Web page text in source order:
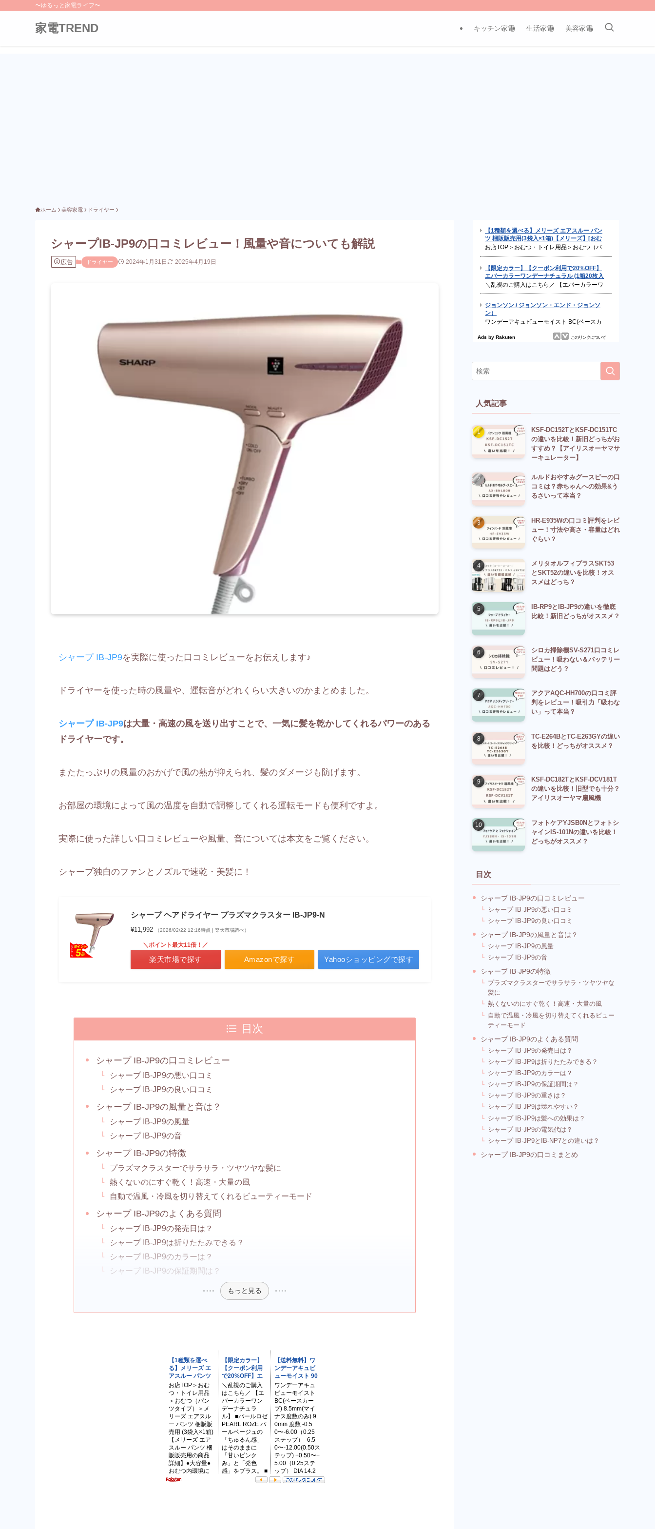
〜ゆるっと家電ライフ〜
家電TREND キッチン家電 生活家電 美容家電
ホーム 美容家電 ドライヤー
シャープIB-JP9の口コミレビュー！風量や音についても解説
広告 ドライヤー 2024年1月31日 2025年4月19日
シャープ IB-JP9を実際に使った口コミレビューをお伝えします♪
ドライヤーを使った時の風量や、運転音がどれくらい大きいのかまとめました。
シャープ IB-JP9は大量・高速の風を送り出すことで、一気に髪を乾かしてくれるパワーのある
ドライヤーです。
またたっぷりの風量のおかげで風の熱が抑えられ、髪のダメージも防げます。
お部屋の環境によって風の温度を自動で調整してくれる運転モードも便利ですよ。
実際に使った詳しい口コミレビューや風量、音については本文をご覧ください。
シャープ独自のファンとノズルで速乾・美髪に！
シャープ ヘアドライヤー プラズマクラスター IB-JP9-N
¥11,992 （2026/02/22 12:16時点 | 楽天市場調べ）
Amazonで探す
＼ポイント最大11倍！／
楽天市場で探す Yahooショッピングで探す
目次
シャープ IB-JP9の口コミレビュー
シャープ IB-JP9の悪い口コミ
シャープ IB-JP9の良い口コミ
シャープ IB-JP9の風量と音は？
シャープ IB-JP9の風量
シャープ IB-JP9の音
シャープ IB-JP9の特徴
プラズマクラスターでサラサラ・ツヤツヤな髪に
熱くないのにすぐ乾く！高速・大量の風
自動で温風・冷風を切り替えてくれるビューティーモード
シャープ IB-JP9のよくある質問
シャープ IB-JP9の発売日は？
シャープ IB-JP9は折りたたみできる？
シャープ IB-JP9のカラーは？
シャープ IB-JP9の保証期間は？
もっと見る
人気記事
KSF-DC152TとKSF-DC151TC
の違いを比較！新旧どっちがお
すすめ？【アイリスオーヤマサ
ーキュレーター】
ルルドおやすみグースピーの口
コミは？赤ちゃんへの効果&う
るさいって本当？
HR-E935Wの口コミ評判をレビ
ュー！寸法や高さ・容量はどれ
ぐらい？
メリタオルフィプラスSKT53
とSKT52の違いを比較！オス
スメはどっち？
IB-RP9とIB-JP9の違いを徹底
比較！新旧どっちがオススメ？
シロカ掃除機SV-S271口コミレ
ビュー！吸わない＆バッテリー
問題はどう？
アクアAQC-HH700の口コミ評
判をレビュー！吸引力「吸わな
い」って本当？
TC-E264BとTC-E263GYの違い
を比較！どっちがオススメ？
KSF-DC182TとKSF-DCV181T
の違いを比較！旧型でも十分？
アイリスオーヤマ扇風機
フォトケアYJSB0Nとフォトシ
ャインIS-101Nの違いを比較！
どっちがオススメ？
目次
シャープ IB-JP9の口コミレビュー
シャープ IB-JP9の悪い口コミ
シャープ IB-JP9の良い口コミ
シャープ IB-JP9の風量と音は？
シャープ IB-JP9の風量
シャープ IB-JP9の音
シャープ IB-JP9の特徴
プラズマクラスターでサラサラ・ツヤツヤな
髪に
熱くないのにすぐ乾く！高速・大量の風
自動で温風・冷風を切り替えてくれるビュー
ティーモード
シャープ IB-JP9のよくある質問
シャープ IB-JP9の発売日は？
シャープ IB-JP9は折りたたみできる？
シャープ IB-JP9のカラーは？
シャープ IB-JP9の保証期間は？
シャープ IB-JP9の重さは？
シャープ IB-JP9は壊れやすい？
シャープ IB-JP9は髪への効果は？
シャープ IB-JP9の電気代は？
シャープ IB-JP9とIB-NP7との違いは？
シャープ IB-JP9の口コミまとめ